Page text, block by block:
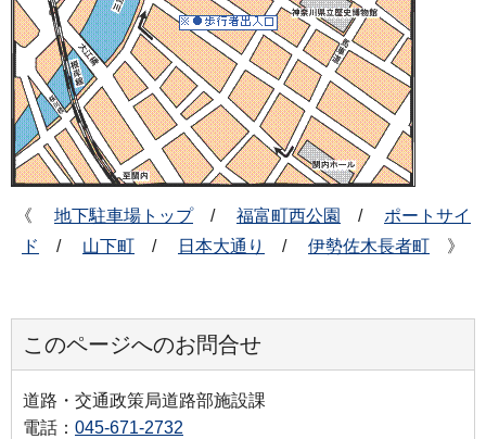
《 地下駐車場トップ/ 福富町西公園 / ポートサイ
ド
/ 山下町 / 日本大通り / 伊勢佐木長者町 》
このページへのお問合せ
道路・交通政策局道路部施設課
電話： 045-671-2732